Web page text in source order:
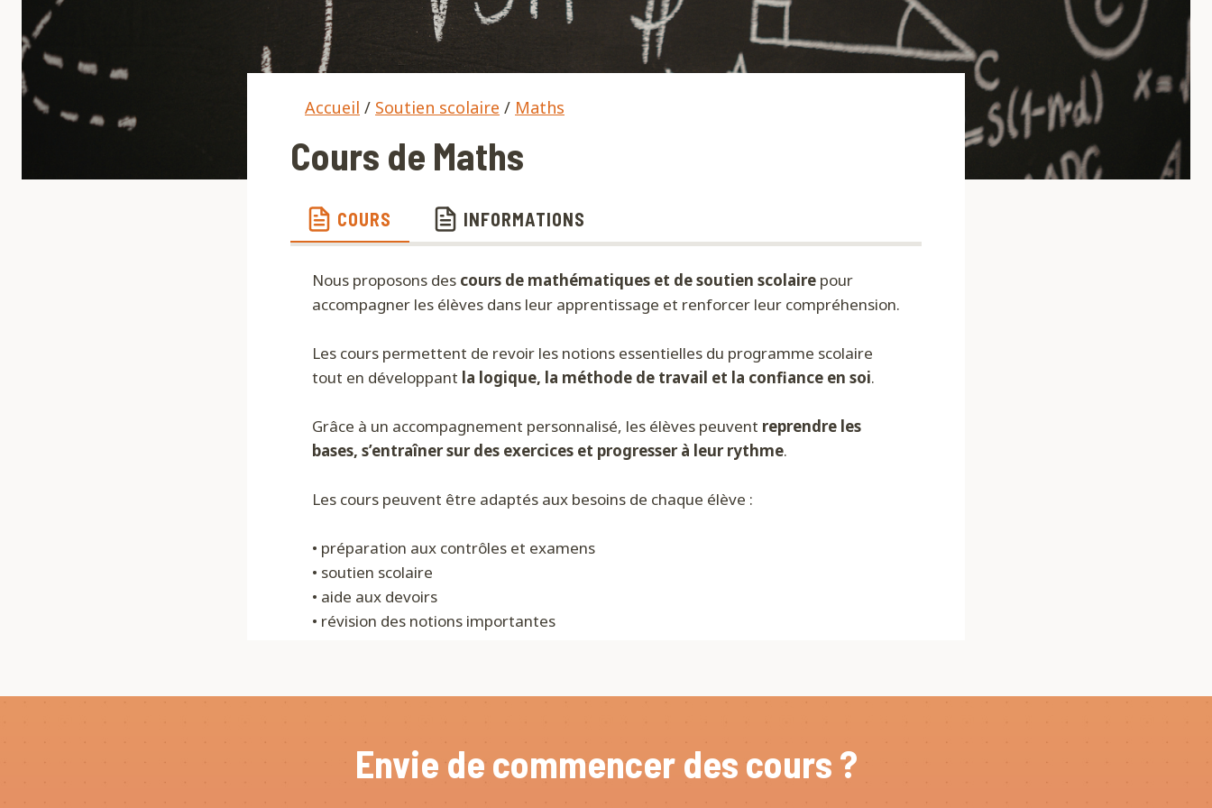
Accueil / Soutien scolaire / Maths
Cours de Maths
COURS INFORMATIONS
Nous proposons des cours de mathématiques et de soutien scolaire pour
accompagner les élèves dans leur apprentissage et renforcer leur compréhension.
Les cours permettent de revoir les notions essentielles du programme scolaire
tout en développant la logique, la méthode de travail et la confiance en soi.
Grâce à un accompagnement personnalisé, les élèves peuvent reprendre les
bases, s’entraîner sur des exercices et progresser à leur rythme.
Les cours peuvent être adaptés aux besoins de chaque élève :
• préparation aux contrôles et examens
• soutien scolaire
• aide aux devoirs
• révision des notions importantes
Envie de commencer des cours ?